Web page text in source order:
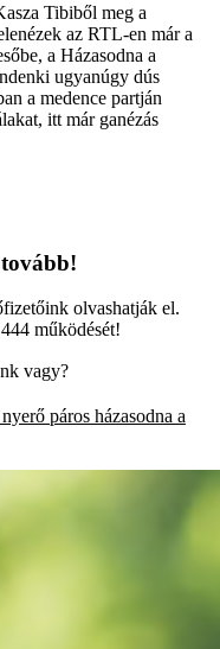
Tibiből meg a
az RTL-en már a
a Házasodna a
ugyanúgy dús
a medence partján
itt már ganézás
olvashatják el.
működését!
vagy?
nyerő páros házasodna a